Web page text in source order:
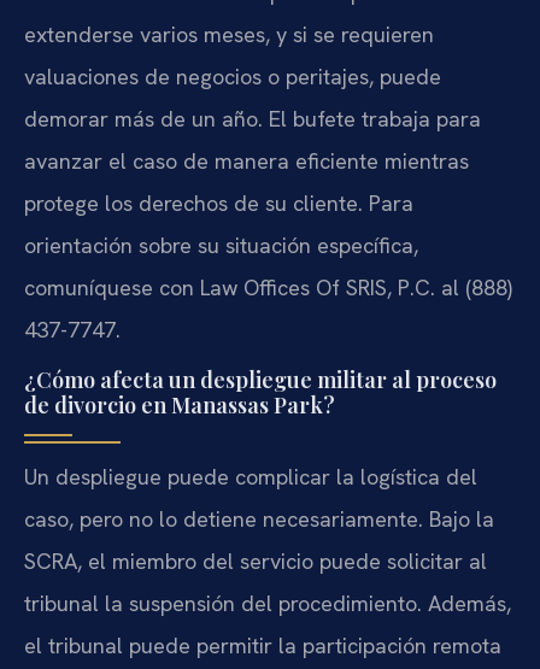
extenderse varios meses, y si se requieren
valuaciones de negocios o peritajes, puede
demorar más de un año. El bufete trabaja para
avanzar el caso de manera eficiente mientras
protege los derechos de su cliente. Para
orientación sobre su situación específica,
comuníquese con Law Offices Of SRIS, P.C. al (888)
437-7747.
¿Cómo afecta un despliegue militar al proceso
de divorcio en Manassas Park?
Un despliegue puede complicar la logística del
caso, pero no lo detiene necesariamente. Bajo la
SCRA, el miembro del servicio puede solicitar al
tribunal la suspensión del procedimiento. Además,
el tribunal puede permitir la participación remota